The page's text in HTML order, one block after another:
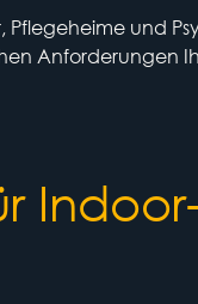
Pflegeheime und
Anforderungen